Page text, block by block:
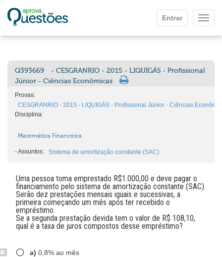
Entrar
Q393669
- CESGRANRIO - 2015 - LIQUIGÁS - Profissional
Júnior - Ciências Econômicas
Provas:
CESGRANRIO - 2015 - LIQUIGÁS - Profissional Júnior - Ciências
Disciplina:
Matemática Financeira
-Assuntos: Sistema de amortização constante (SAC)
Uma pessoa toma emprestado R$1.000,00 e deve pagar o
financiamento pelo sistema de amortização constante (SAC).
Serão dez prestações mensais iguais e sucessivas, a
primeira começando um mês após ter recebido o
empréstimo.
Se a segunda prestação devida tem o valor de R$ 108,10,
qual é a taxa de juros compostos desse empréstimo?
a) 0,8% ao mês